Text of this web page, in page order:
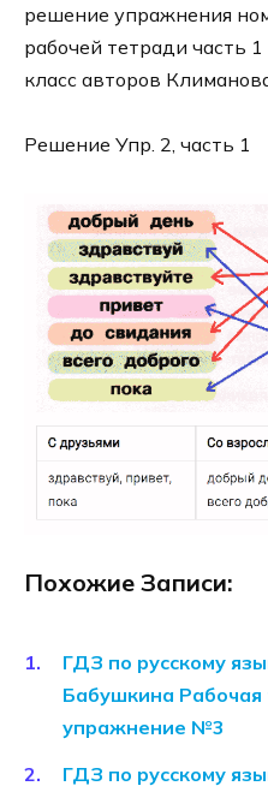
решение упражнения
рабочей тетради часть
класс авторов
Решение Упр. 2, часть 1
Похожие Записи:
ГДЗ по русскому
Бабушкина Рабочая
упражнение №3
ГДЗ по русскому